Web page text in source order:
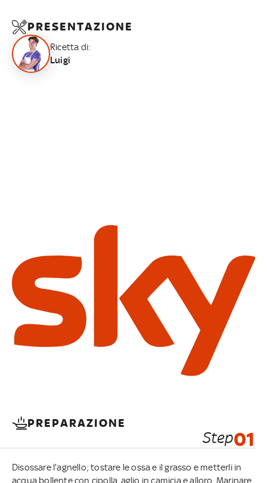
PRESENTAZIONE
Ricetta di:
Luigi
PREPARAZIONE
Step01
Disossare l'agnello; tostare le ossa e il grasso e metterli in
acqua bollente con cipolla, aglio in camicia e alloro. Marinare